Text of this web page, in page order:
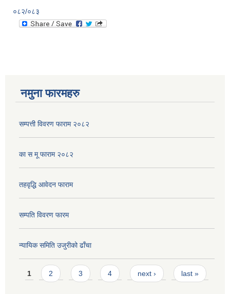
०८२/०८३
नमुना फारमहरु
सम्पत्ती विवरण फाराम २०८२
का स मू फाराम २०८२
तहवृद्धि आवेदन फाराम
सम्पति विवरण फारम
न्यायिक समिति उजुरीको ढाँचा
Pages
1 2 3 4 next › last »